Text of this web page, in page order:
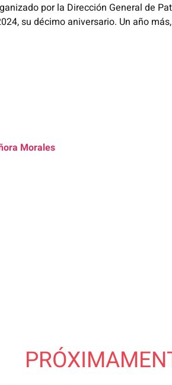
por la Dirección General de
su décimo aniversario. Un año
Morales